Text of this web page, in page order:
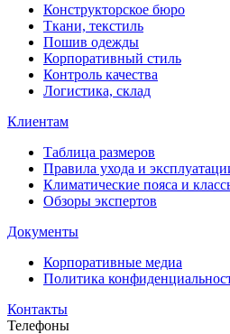
Конструкторское бюро
Ткани, текстиль
Пошив одежды
Корпоративный стиль
Контроль качества
Логистика, склад
Клиентам
Таблица размеров
Правила ухода и
Климатические пояса и
Обзоры экспертов
Документы
Корпоративные медиа
Политика
Контакты
Телефоны